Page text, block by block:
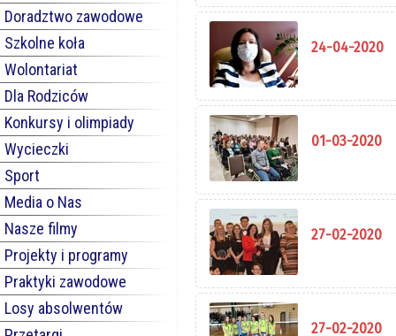
Doradztwo zawodowe
Szkolne koła
Wolontariat
Dla Rodziców
Konkursy i olimpiady
Wycieczki
Sport
Media o Nas
Nasze filmy
Projekty i programy
Praktyki zawodowe
Losy absolwentów
24-04-2020
01-03-2020
27-02-2020
27-02-2020